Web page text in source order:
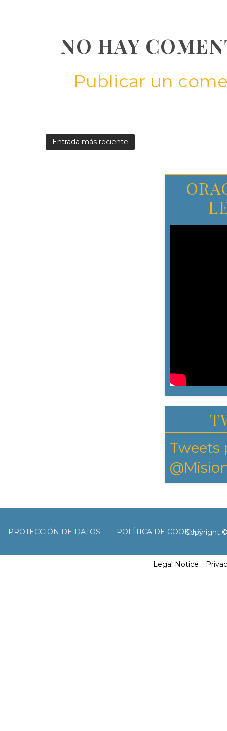
NO HAY
Publicar un
Entrada más reciente
Tweets
PROTECCIÓN DE DATOS POLÍTICA DE COOKIESCopyright
Legal Notice